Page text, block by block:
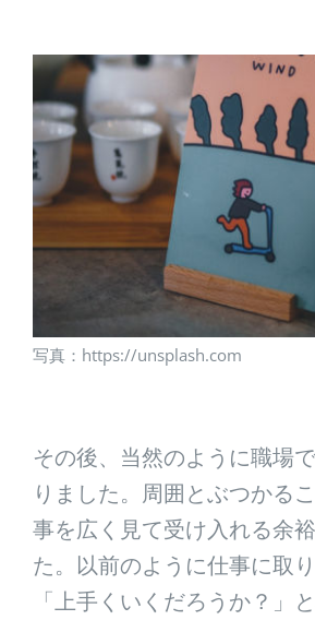
写真：https://unsplash.com
その後、当然のように職場
りました。周囲とぶつかる
事を広く見て受け入れる余
た。以前のように仕事に取
「上手くいくだろうか？」